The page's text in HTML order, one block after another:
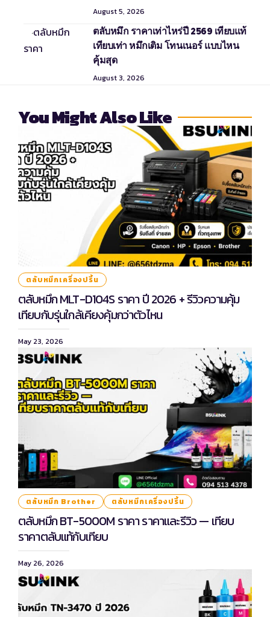
August 5, 2026
ตลับหมึก ราคาเท่าไหร่ปี 2569 เทียบแท้
เทียบเท่า หมึกเติม โทนเนอร์ แบบไหน
คุ้มสุด
August 3, 2026
You Might Also Like
ตลับหมึกเครื่องปริ้น
ตลับหมึก MLT-D104S ราคา ปี 2026 + รีวิวความคุ้ม
เทียบกับรุ่นใกล้เคียงคุ้มกว่าตัวไหน
May 23, 2026
ตลับหมึก Brother ตลับหมึกเครื่องปริ้น
ตลับหมึก BT-5000M ราคา ราคาและรีวิว — เทียบ
ราคาตลับแท้กับเทียบ
May 26, 2026